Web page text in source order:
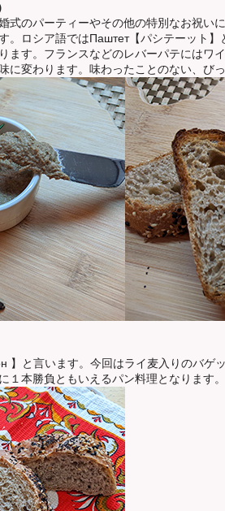
式のパーティーやその他の特別なお祝い
。ロシア語ではПаштет【パシテーット】
ます。 フランスなどのレバーパテにはワ
に変わります。味わったことのない、び
】と言います。今回はライ麦入りのバゲ
１本勝負ともいえるパン料理となります。